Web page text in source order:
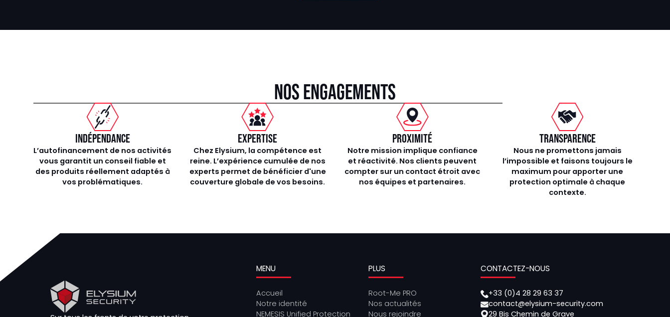
NOS ENGAGEMENTS
INDÉPENDANCE
L’autofinancement de nos activités
vous garantit un conseil fiable et
des produits réellement adaptés à
vos problématiques.
EXPERTISE
Chez Elysium, la compétence est
reine. L’expérience cumulée de nos
experts permet de bénéficier d'une
couverture globale de vos besoins.
PROXIMITÉ
Notre mission implique confiance
et réactivité. Nos clients peuvent
compter sur un contact étroit avec
nos équipes et partenaires.
TRANSPARENCE
Nous ne promettons jamais
l’impossible et faisons toujours le
maximum pour apporter une
protection optimale à chaque
contexte.
MENU
Accueil
Notre identité
NEMESIS Unified Protection
PLUS
Root-Me PRO
Nos actualités
Nous rejoindre
CONTACTEZ-NOUS
+33 (0)4 28 29 63 37
contact@elysium-security.com
29 Bis Chemin de Grave